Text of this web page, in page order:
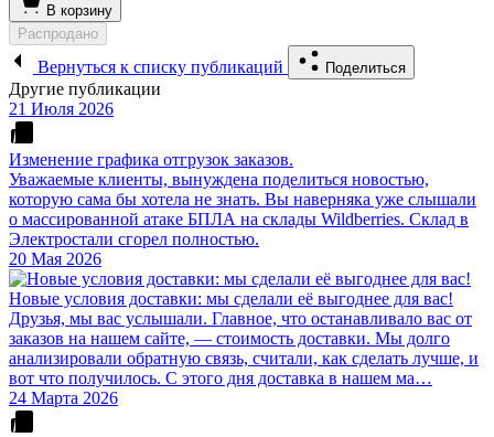
В корзину
Распродано
Вернуться к списку публикаций Поделиться
Другие публикации
21 Июля 2026
Изменение графика отгрузок заказов.
Уважаемые клиенты, вынуждена поделиться новостью,
которую сама бы хотела не знать. Вы наверняка уже слышали
о массированной атаке БПЛА на склады Wildberries. Склад в
Электростали сгорел полностью.
20 Мая 2026
Новые условия доставки: мы сделали её выгоднее для вас!
Друзья, мы вас услышали. Главное, что останавливало вас от
заказов на нашем сайте, — стоимость доставки. Мы долго
анализировали обратную связь, считали, как сделать лучше, и
вот что получилось. С этого дня доставка в нашем ма…
24 Марта 2026